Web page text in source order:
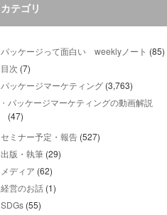
カテゴリ
パッケージって面白い weeklyノート (85)
目次 (7)
パッケージマーケティング (3,763)
パッケージマーケティングの動画解説
(47)
セミナー予定・報告 (527)
出版・執筆 (29)
メディア (62)
経営のお話 (1)
SDGs (55)